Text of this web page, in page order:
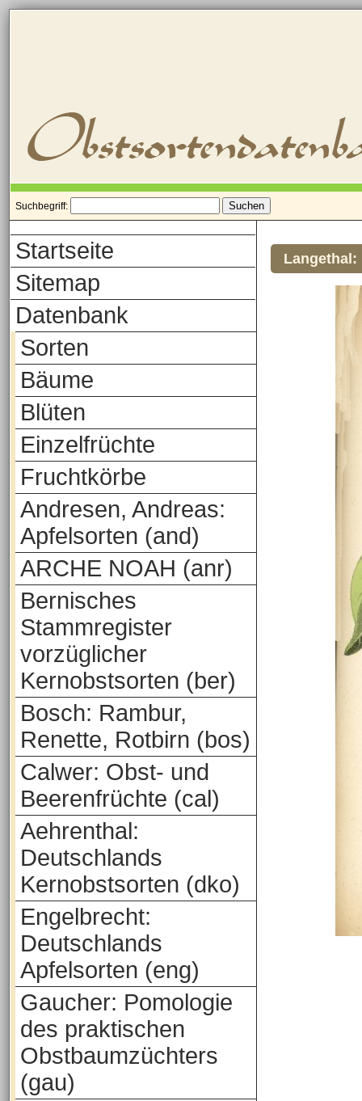
Suchbegriff:
Startseite
Sitemap
Datenbank
Sorten
Bäume
Blüten
Einzelfrüchte
Fruchtkörbe
Andresen, Andreas:
Apfelsorten (and)
ARCHE NOAH (anr)
Bernisches
Stammregister
vorzüglicher
Kernobstsorten (ber)
Bosch: Rambur,
Renette, Rotbirn (bos)
Calwer: Obst- und
Beerenfrüchte (cal)
Aehrenthal:
Deutschlands
Kernobstsorten (dko)
Engelbrecht:
Deutschlands
Apfelsorten (eng)
Gaucher: Pomologie
des praktischen
Obstbaumzüchters
(gau)
Langethal: